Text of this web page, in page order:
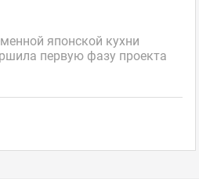
японской кухни
первую фазу проекта